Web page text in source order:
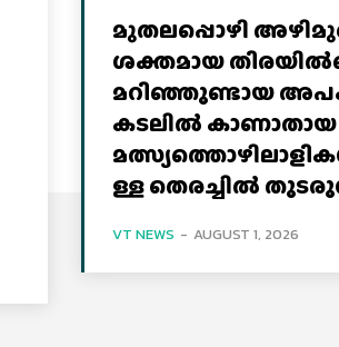
മുതലപ്പൊഴി
ശക്തമായ
മറിഞ്ഞുണ്ടായ
കടലിൽ കാണാതായ
ള്ള തെരച്ചിൽ
VT NEWS - AUGUST 1, 2026